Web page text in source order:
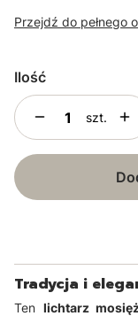
Przejdź do pełnego
Ilość
szt.
Tradycja i
Ten lichtarz